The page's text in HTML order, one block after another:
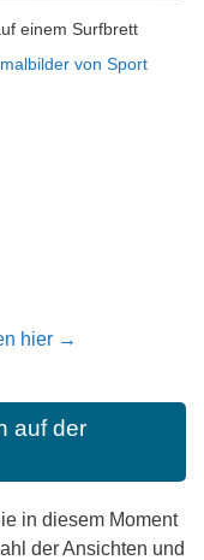
einem Surfbrett
von Sport
hier →
auf der
in diesem Moment
der Ansichten und